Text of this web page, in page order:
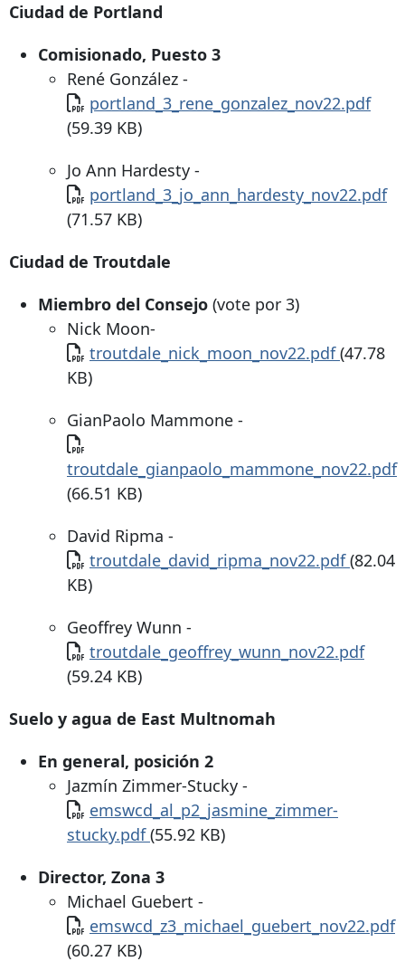
Ciudad de Portland
Comisionado, Puesto 3
René González -
Documento
portland_3_rene_gonzalez_nov22.pdf
(59.39 KB)
Jo Ann Hardesty -
Documento
portland_3_jo_ann_hardesty_nov22.pdf
(71.57 KB)
Ciudad de Troutdale
Miembro del Consejo (vote por 3)
Nick Moon-
Documento
troutdale_nick_moon_nov22.pdf(47.78
KB)
GianPaolo Mammone -
Documento
troutdale_gianpaolo_mammone_nov22.pdf
(66.51 KB)
David Ripma -
Documento
troutdale_david_ripma_nov22.pdf(82.04
KB)
Geoffrey Wunn -
Documento
troutdale_geoffrey_wunn_nov22.pdf
(59.24 KB)
Suelo y agua de East Multnomah
En general, posición 2
Jazmín Zimmer-Stucky -
Documento
emswcd_al_p2_jasmine_zimmer-
stucky.pdf(55.92 KB)
Director, Zona 3
Michael Guebert -
Documento
emswcd_z3_michael_guebert_nov22.pdf
(60.27 KB)